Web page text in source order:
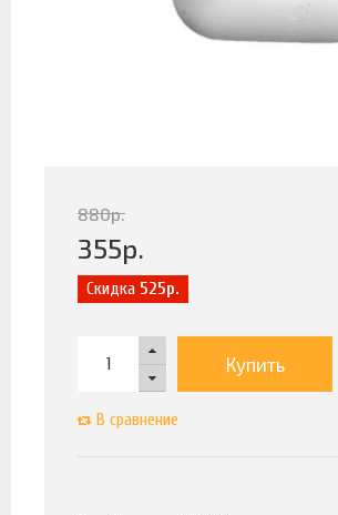
880р.
355р.
Скидка 525р.
Купить
В сравнение